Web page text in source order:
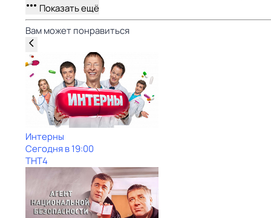
Показать ещё
Вам может понравиться
Интерны
Сегодня в 19:00
ТНТ4